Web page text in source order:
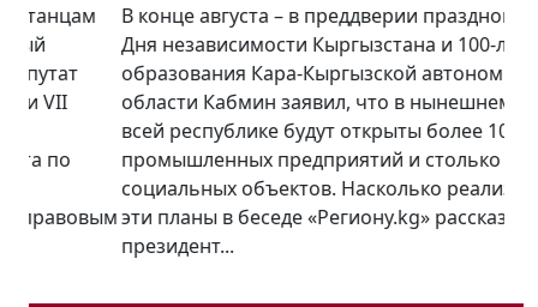
В конце августа – в преддверии празднования
Дня независимости Кыргызстана и 100-летия
образования Кара-Кыргызской автономной
области Кабмин заявил, что в нынешнем году по
всей республике будут открыты более 100
промышленных предприятий и столько же
социальных объектов. Насколько реализуемы
эти планы в беседе «Региону.kg» рассказал
президент...